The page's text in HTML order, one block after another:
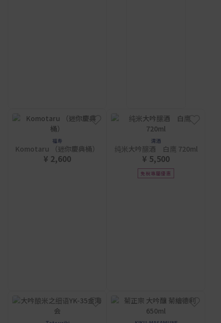
福寿
Komotaru （迷你慶典桶）
¥ 2,600
清酒
纯米大吟醸酒 白鹰 720ml
¥ 5,500
免稅專屬優惠